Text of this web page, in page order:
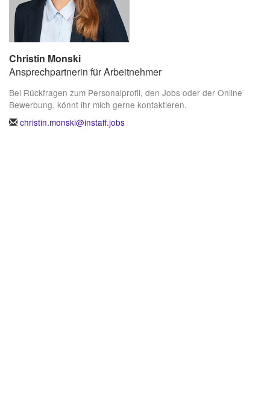
Christin Monski
Ansprechpartnerin für Arbeitnehmer
Bei Rückfragen zum Personalprofil, den Jobs oder der Online
Bewerbung, könnt ihr mich gerne kontaktieren.
christin.monski@instaff.jobs